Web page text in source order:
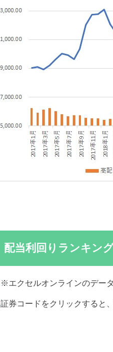
配当利回りランキン
※エクセルオンラインのデー
証券コードをクリックすると